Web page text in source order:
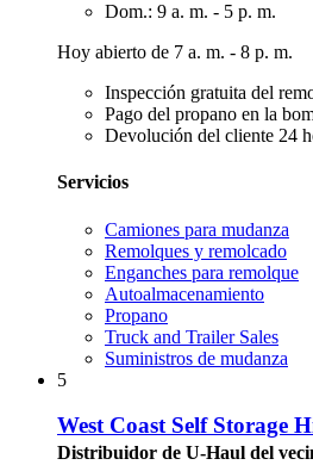
Dom.: 9 a. m. - 5 p. m.
Hoy abierto de 7 a. m. - 8 p. m.
Inspección gratuita del
Pago del propano en la
Devolución del cliente 24
Servicios
Camiones para mudanza
Remolques y remolcado
Enganches para remolque
Autoalmacenamiento
Propano
Truck and Trailer Sales
Suministros de mudanza
5
West Coast Self Storage
Distribuidor de U-Haul del